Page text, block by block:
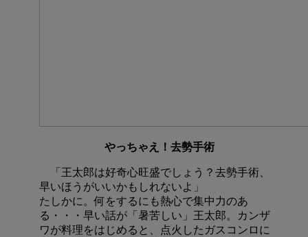
やっちゃえ！去勢手術
「王太郎は好奇心旺盛でしょう？去勢手術、
早いほうがいいかもしれないよ」
たしかに。何をするにも熱心で集中力のあ
る・・・早い話が「暑苦しい」王太郎。カンザ
ワが料理をはじめると、点火したガスコンロに